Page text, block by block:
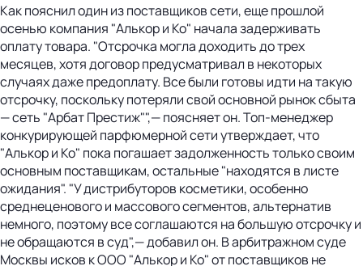
Как пояснил один из поставщиков сети, еще прошлой
осенью компания "Алькор и Ко" начала задерживать
оплату товара. "Отсрочка могла доходить до трех
месяцев, хотя договор предусматривал в некоторых
случаях даже предоплату. Все были готовы идти на такую
отсрочку, поскольку потеряли свой основной рынок сбыта
— сеть "Арбат Престиж"",— поясняет он. Топ-менеджер
конкурирующей парфюмерной сети утверждает, что
"Алькор и Ко" пока погашает задолженность только своим
основным поставщикам, остальные "находятся в листе
ожидания". "У дистрибуторов косметики, особенно
среднеценового и массового сегментов, альтернатив
немного, поэтому все соглашаются на большую отсрочку и
не обращаются в суд",— добавил он. В арбитражном суде
Москвы исков к ООО "Алькор и Ко" от поставщиков не